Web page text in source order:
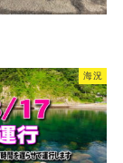
海況